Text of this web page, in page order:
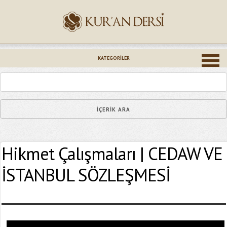
KATEGORILER
Hikmet Çalışmaları | CEDAW VE
İSTANBUL SÖZLEŞMESİ
Epostanız (*)
Yaşadığınız Hatanın Ayrıntıları